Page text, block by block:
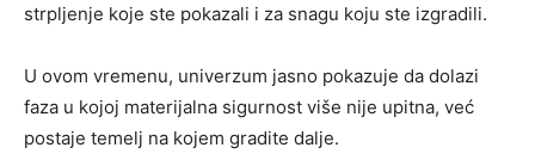
strpljenje koje ste pokazali i za snagu koju ste izgradili.
U ovom vremenu, univerzum jasno pokazuje da dolazi
faza u kojoj materijalna sigurnost više nije upitna, već
postaje temelj na kojem gradite dalje.